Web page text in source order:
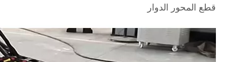
قطع المحور الدوار